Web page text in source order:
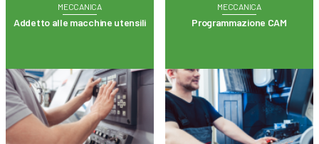
MECCANICA
Addetto alle macchine utensili
MECCANICA
Programmazione CAM